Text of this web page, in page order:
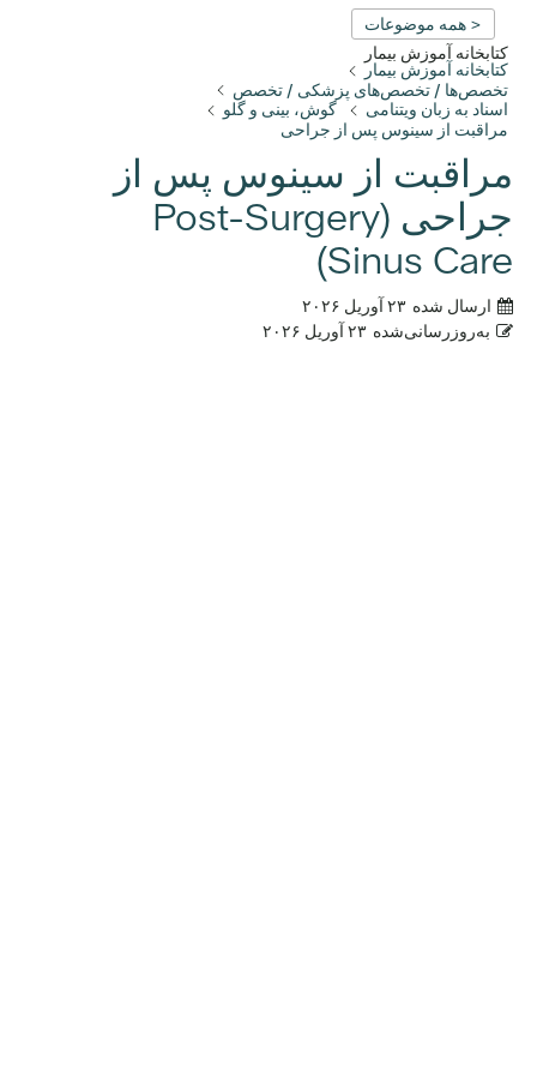
< همه موضوعات
کتابخانه آموزش بیمار
کتابخانه آموزش بیمار
تخصص‌ها / تخصص‌های پزشکی / تخصص
اسناد به زبان ویتنامی
گوش، بینی و گلو
مراقبت از سینوس پس از جراحی
مراقبت از سینوس پس از
جراحی (Post-Surgery
Sinus Care)
ارسال شده ۲۳ آوریل ۲۰۲۶
به‌روزرسانی‌شده ۲۳ آوریل ۲۰۲۶